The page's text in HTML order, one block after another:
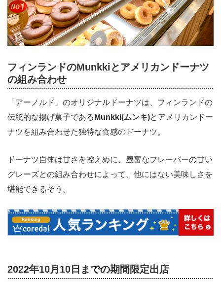
フィンランドのMunkkiとアメリカンドーナツ
の組み合わせ
「アーノルド」のオリジナルドーナツは、フィンランドの
伝統的な揚げ菓子である Munkki(ムンキ)とアメリカンドー
ナツを組み合わせた独特な食感のドーナツ。
ドーナツ自体は甘さを控えめに、豊富なフレーバーの甘い
グレーズとの組み合わせによって、他にはない美味しさを
堪能できるそう。
2022年10月10日までの期間限定出店